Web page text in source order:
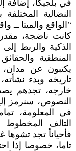
في بلجيكا، إضافة
النضالية المختلفة
‘’الواقع والميتا ــ
كانت ناضجة،
الذكية والربط
المنطقية
يكتبون عن
تاريخه وبدء
خارجه، تجدهم
النصوص، سنرمز
في المعلومة،
التالف المخطوط
فأحياناً تجد تشوها
تاما، خصوصا إذا